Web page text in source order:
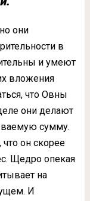
они
в
и умеют
вложения
что Овны
они делают
сумму.
он скорее
Щедро опекая
на
И